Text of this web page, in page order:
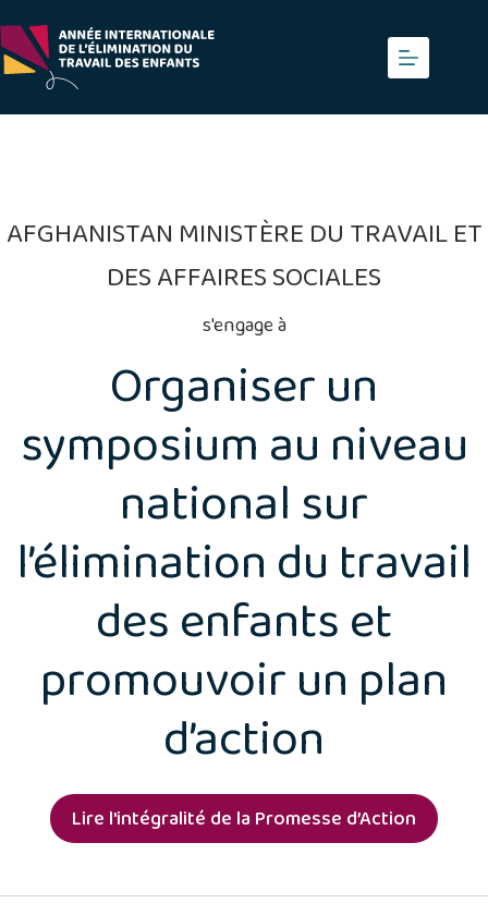
to
content
AFGHANISTAN MINISTÈRE DU TRAVAIL ET
DES AFFAIRES SOCIALES
s'engage à
Organiser un
symposium au niveau
national sur
l’élimination du travail
des enfants et
promouvoir un plan
d’action
Lire l'intégralité de la Promesse d’Action